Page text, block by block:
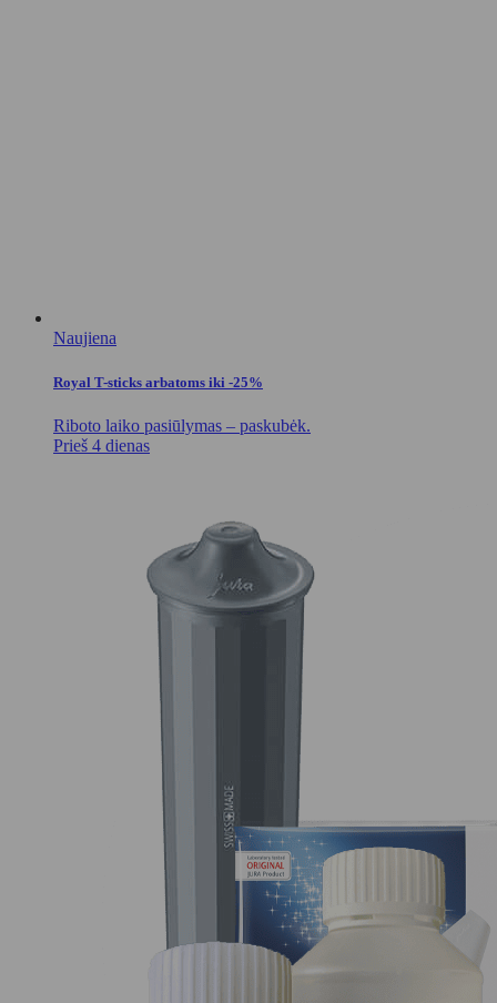
Naujiena
Royal T-sticks arbatoms iki -25%
Riboto laiko pasiūlymas – paskubėk.
Prieš 4 dienas